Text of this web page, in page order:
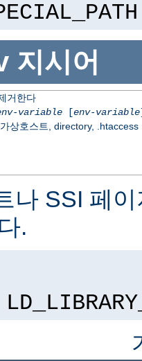
지시어
거한다
variable[env-variable
상호스트, directory, .htaccess
나 SSI 페
.